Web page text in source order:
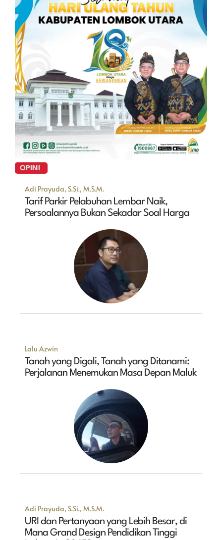
OPINI
Adi Prayuda, S.Si., M.S.M.
Tarif Parkir Pelabuhan Lembar Naik,
Persoalannya Bukan Sekadar Soal Harga
Lalu Azwin
Tanah yang Digali, Tanah yang Ditanami:
Perjalanan Menemukan Masa Depan Maluk
Adi Prayuda, S.Si., M.S.M.
URI dan Pertanyaan yang Lebih Besar, di
Mana Grand Design Pendidikan Tinggi